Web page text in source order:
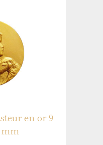
en or 9
mm